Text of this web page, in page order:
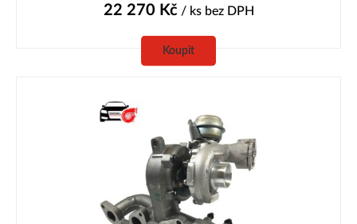
22 270 Kč/ ks bez DPH
Koupit